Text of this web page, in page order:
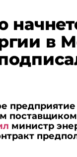
в
министр